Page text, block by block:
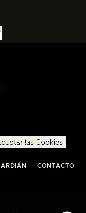
DE COOKIES
CONTACTO
· Todos
las Cookies